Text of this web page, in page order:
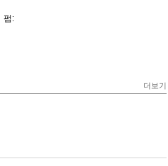
펌:
더보기